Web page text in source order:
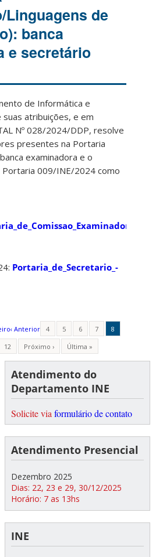
Linguagens de
banca
e secretário
de Informática e
atribuições, e em
Nº 028/2024/DDP, resolve
presentes na Portaria
examinadora e o
009/INE/2024 como
Portaria_de_Secretario_-
‹ Anterior 4 5 6 7
8
12 Próximo › Última »
Atendimento do
Departamento INE
Solicite via formulário de contato
Atendimento Presencial
Dezembro 2025
Dias: 22, 23 e 29, 30/12/2025
Horário: 7 as 13hs
INE